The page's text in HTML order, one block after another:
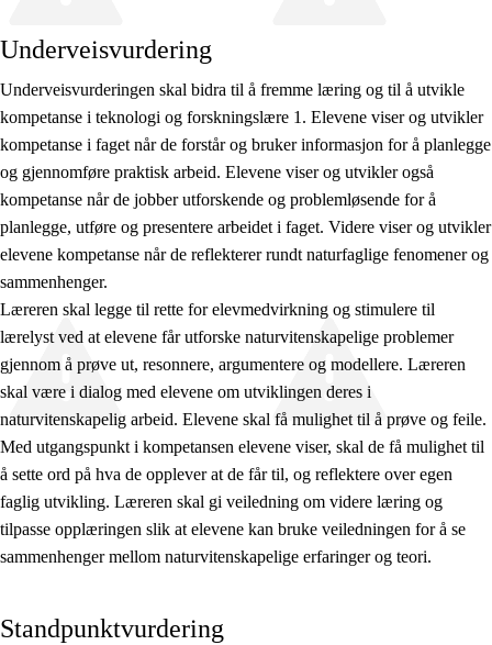
Underveisvurdering
Underveisvurderingen skal bidra til å fremme læring og til å utvikle
kompetanse i teknologi og forskningslære 1. Elevene viser og utvikler
kompetanse i faget når de forstår og bruker informasjon for å planlegge
og gjennomføre praktisk arbeid. Elevene viser og utvikler også
kompetanse når de jobber utforskende og problemløsende for å
planlegge, utføre og presentere arbeidet i faget. Videre viser og utvikler
elevene kompetanse når de reflekterer rundt naturfaglige fenomener og
sammenhenger.
Læreren skal legge til rette for elevmedvirkning og stimulere til
lærelyst ved at elevene får utforske naturvitenskapelige problemer
gjennom å prøve ut, resonnere, argumentere og modellere. Læreren
skal være i dialog med elevene om utviklingen deres i
naturvitenskapelig arbeid. Elevene skal få mulighet til å prøve og feile.
Med utgangspunkt i kompetansen elevene viser, skal de få mulighet til
å sette ord på hva de opplever at de får til, og reflektere over egen
faglig utvikling. Læreren skal gi veiledning om videre læring og
tilpasse opplæringen slik at elevene kan bruke veiledningen for å se
sammenhenger mellom naturvitenskapelige erfaringer og teori.
Standpunktvurdering